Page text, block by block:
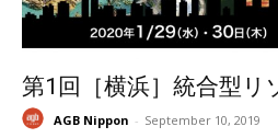
第1回［横浜］統合型リ
AGB Nippon - September 10, 2019